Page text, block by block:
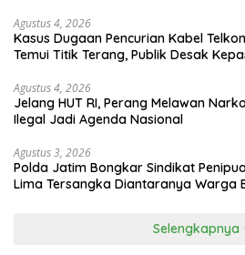
Agustus 4, 2026
Kasus Dugaan Pencurian Kabel
Temui Titik Terang, Publik Desak
Agustus 4, 2026
Jelang HUT RI, Perang Melawan
Ilegal Jadi Agenda Nasional
Agustus 3, 2026
Polda Jatim Bongkar Sindikat
Lima Tersangka Diantaranya Warga
Selengkapnya